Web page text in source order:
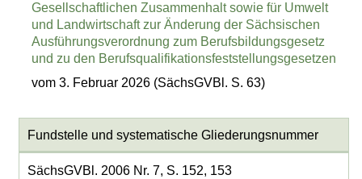
Gesellschaftlichen Zusammenhalt sowie für Umwelt
und Landwirtschaft zur Änderung der Sächsischen
Ausführungsverordnung zum Berufsbildungsgesetz
und zu den Berufsqualifikationsfeststellungsgesetzen
vom 3. Februar 2026 (SächsGVBl. S. 63)
Fundstelle und systematische Gliederungsnummer
SächsGVBl. 2006 Nr. 7, S. 152, 153